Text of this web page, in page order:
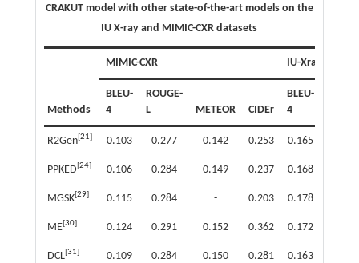
CRAKUT model with other state-of-the-art models on the
IU X-ray and MIMIC-CXR datasets
Methods
MIMIC-CXR IU-Xray
BLEU-
4
ROUGE-
L
METEOR CIDEr
BLEU-
4
R2Gen[21] 0.103 0.277 0.142 0.253 0.165
PPKED[24] 0.106 0.284 0.149 0.237 0.168
MGSK[29] 0.115 0.284 - 0.203 0.178
ME[30] 0.124 0.291 0.152 0.362 0.172
DCL[31] 0.109 0.284 0.150 0.281 0.163